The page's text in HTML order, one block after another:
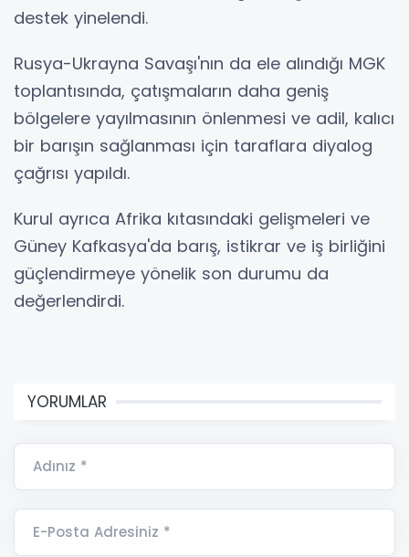
destek yinelendi.
Rusya-Ukrayna Savaşı'nın da ele alındığı MGK
toplantısında, çatışmaların daha geniş
bölgelere yayılmasının önlenmesi ve adil, kalıcı
bir barışın sağlanması için taraflara diyalog
çağrısı yapıldı.
Kurul ayrıca Afrika kıtasındaki gelişmeleri ve
Güney Kafkasya'da barış, istikrar ve iş birliğini
güçlendirmeye yönelik son durumu da
değerlendirdi.
YORUMLAR
Adınız *
E-Posta Adresiniz *